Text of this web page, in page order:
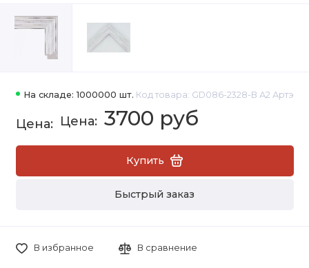
На складе: 1000000 шт. Код товара: GD086-2328-B А2 Артэ
3700 руб
Купить
Быстрый заказ
В избранное В сравнение